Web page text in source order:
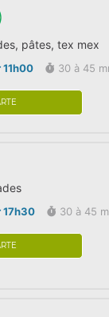
pâtes, tex mex
30 à 45
17h30 30 à 45